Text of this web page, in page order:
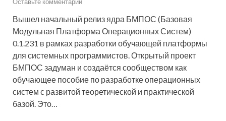
Вышел начальный релиз ядра БМПОС (Базовая
Модульная Платформа Операционных Систем)
0.1.231 в рамках разработки обучающей платформы
для системных программистов. Открытый проект
БМПОС задуман и создаётся сообществом как
обучающее пособие по разработке операционных
систем с развитой теоретической и практической
базой. Это…